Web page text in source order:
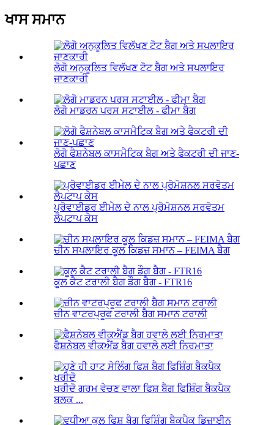
ਖਾਸ ਸਮਾਨ
ਲੋਗੋ ਅਨੁਕੂਲਿਤ ਵਿਲੱਖਣ ਟੋਟ ਬੈਗ ਅਤੇ ਸਪਲਾਇਰ
ਜਾਣਕਾਰੀ
ਲੋਗੋ ਮਾਡਰਨ ਪਰਸ ਸਟਾਈਲ - ਫੀਮਾ ਬੈਗ
ਲੋਗੋ ਫੈਸ਼ਨੇਬਲ ਕਾਸਮੈਟਿਕ ਬੈਗ ਅਤੇ ਫੈਕਟਰੀ ਦੀ ਜਾਣ-
ਪਛਾਣ
ਪ੍ਰੋਵਾਈਡਰ ਈਮੇਲ ਦੇ ਨਾਲ ਪ੍ਰੋਮੋਸ਼ਨਲ ਸਰਵੋਤਮ
ਲੈਪਟਾਪ ਕੇਸ
ਚੀਨ ਸਪਲਾਇਰ ਕੂਲ ਕਿਡਜ਼ ਸਮਾਨ – FEIMA ਬੈਗ
ਕੂਲ ਕੈਟ ਟਰਾਲੀ ਬੈਗ ਡੌਗ ਬੈਗ - FTR16
ਚੀਨ ਵਾਟਰਪ੍ਰੂਫ ਟਰਾਲੀ ਬੈਗ ਸਮਾਨ ਟਰਾਲੀ
ਫੈਸ਼ਨੇਬਲ ਵੀਕਐਂਡ ਬੈਗ ਹਵਾਲੇ ਲਈ ਨਿਰਮਾਤਾ
ਖਰੀਦੋ ਗਰਮ ਵੇਚਣ ਵਾਲਾ ਫਿਸ਼ ਬੈਗ ਫਿਸ਼ਿੰਗ ਬੈਕਪੈਕ
ਬਲਕ ...